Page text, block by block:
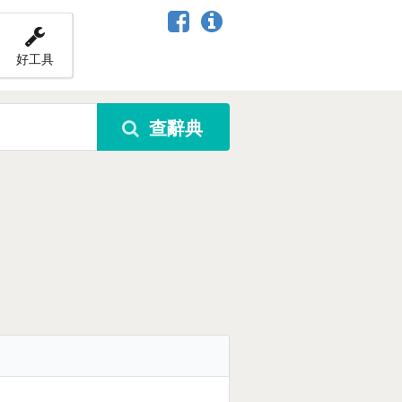
好工具
查辭典